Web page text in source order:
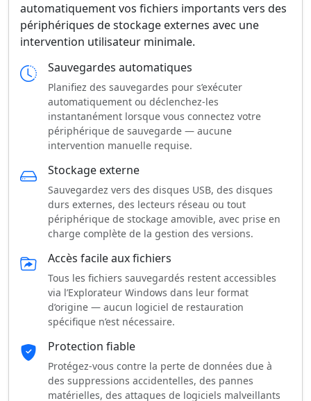
automatiquement vos fichiers importants vers des
périphériques de stockage externes avec une
intervention utilisateur minimale.
Sauvegardes automatiques
Planifiez des sauvegardes pour s’exécuter
automatiquement ou déclenchez-les
instantanément lorsque vous connectez votre
périphérique de sauvegarde — aucune
intervention manuelle requise.
Stockage externe
Sauvegardez vers des disques USB, des disques
durs externes, des lecteurs réseau ou tout
périphérique de stockage amovible, avec prise en
charge complète de la gestion des versions.
Accès facile aux fichiers
Tous les fichiers sauvegardés restent accessibles
via l’Explorateur Windows dans leur format
d’origine — aucun logiciel de restauration
spécifique n’est nécessaire.
Protection fiable
Protégez-vous contre la perte de données due à
des suppressions accidentelles, des pannes
matérielles, des attaques de logiciels malveillants